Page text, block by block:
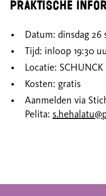
Praktische
Datum: dinsdag 26
Tijd: inloop 19:30
Locatie:
Kosten: gratis
Aanmelden via
Pelita: